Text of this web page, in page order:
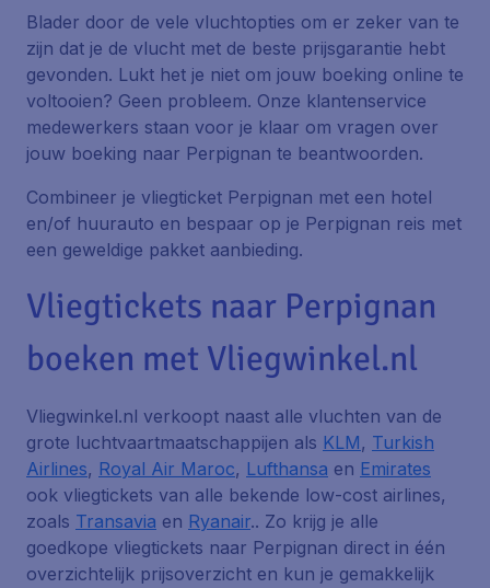
Blader door de vele vluchtopties om er zeker van te
zijn dat je de vlucht met de beste prijsgarantie hebt
gevonden. Lukt het je niet om jouw boeking online te
voltooien? Geen probleem. Onze klantenservice
medewerkers staan voor je klaar om vragen over
jouw boeking naar Perpignan te beantwoorden.
Combineer je vliegticket Perpignan met een hotel
en/of huurauto en bespaar op je Perpignan reis met
een geweldige pakket aanbieding.
Vliegtickets naar Perpignan
boeken met Vliegwinkel.nl
Vliegwinkel.nl verkoopt naast alle vluchten van de
grote luchtvaartmaatschappijen als KLM, Turkish
Airlines, Royal Air Maroc, Lufthansa en Emirates
ook vliegtickets van alle bekende low-cost airlines,
zoals Transavia en Ryanair.. Zo krijg je alle
goedkope vliegtickets naar Perpignan direct in één
overzichtelijk prijsoverzicht en kun je gemakkelijk